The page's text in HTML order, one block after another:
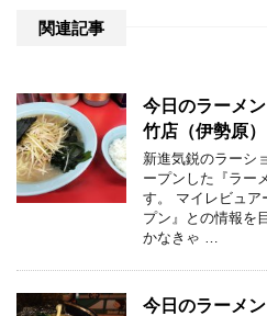
関連記事
今日のラーメ
竹店（伊勢原）
新進気鋭のラーシ
ープンした『ラー
す。 マイレビュア
プン』との情報を
かなきゃ …
今日のラーメ